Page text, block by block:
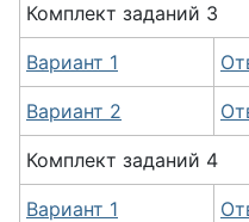
Комплект заданий 3
Вариант 1
Вариант 2
Комплект заданий 4
Вариант 1